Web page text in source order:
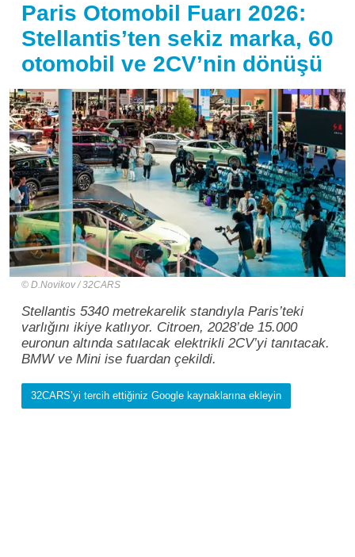
Paris Otomobil Fuarı 2026:
Stellantis’ten sekiz marka, 60
otomobil ve 2CV’nin dönüşü
D.Novikov / 32CARS
Stellantis 5340 metrekarelik standıyla Paris’teki
varlığını ikiye katlıyor. Citroen, 2028’de 15.000
euronun altında satılacak elektrikli 2CV’yi tanıtacak.
BMW ve Mini ise fuardan çekildi.
32CARS’yi tercih ettiğiniz Google kaynaklarına ekleyin